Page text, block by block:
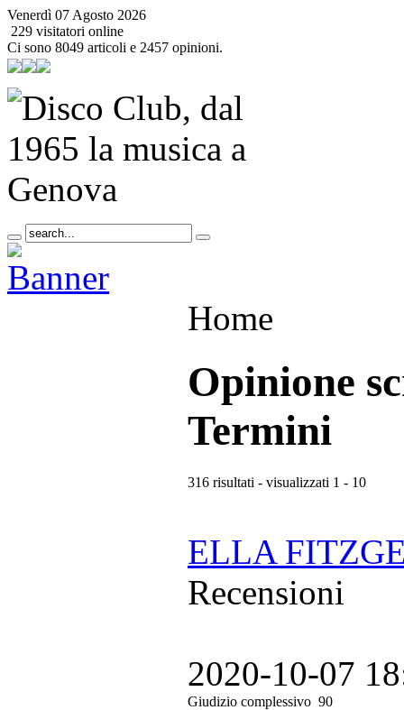
Venerdì 07 Agosto 2026
229 visitatori online
Ci sono 8049 articoli e 2457 opinioni.
Home
Opinione
Termini
316 risultati - visualizzati 1 - 10
ELLA
Recensioni
2020-10-07
Giudizio complessivo 90